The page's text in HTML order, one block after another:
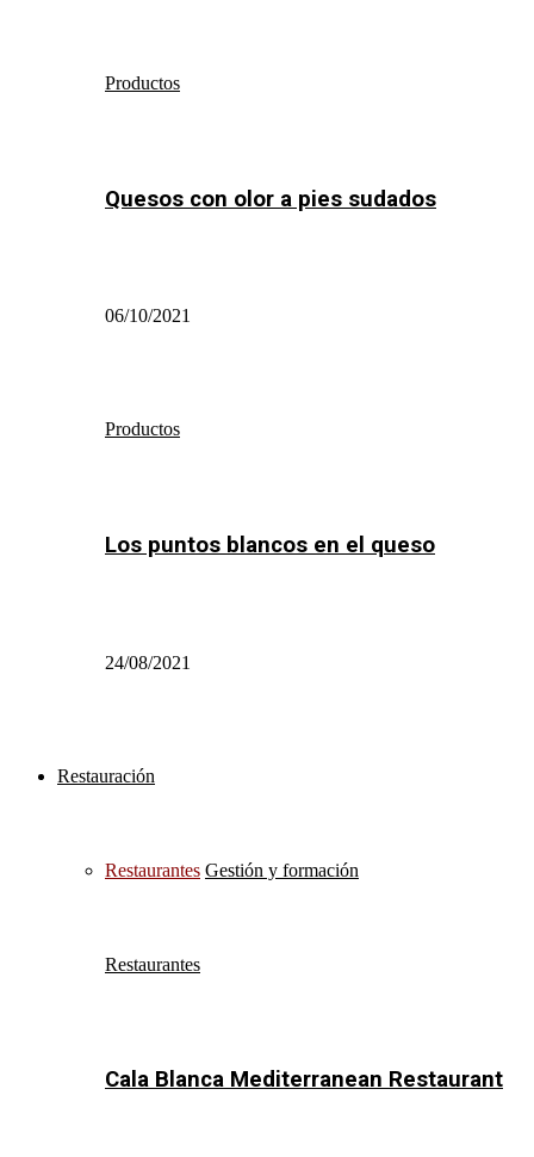
Productos
Quesos con olor a pies sudados
06/10/2021
Productos
Los puntos blancos en el queso
24/08/2021
Restauración
Restaurantes Gestión y formación
Restaurantes
Cala Blanca Mediterranean Restaurant